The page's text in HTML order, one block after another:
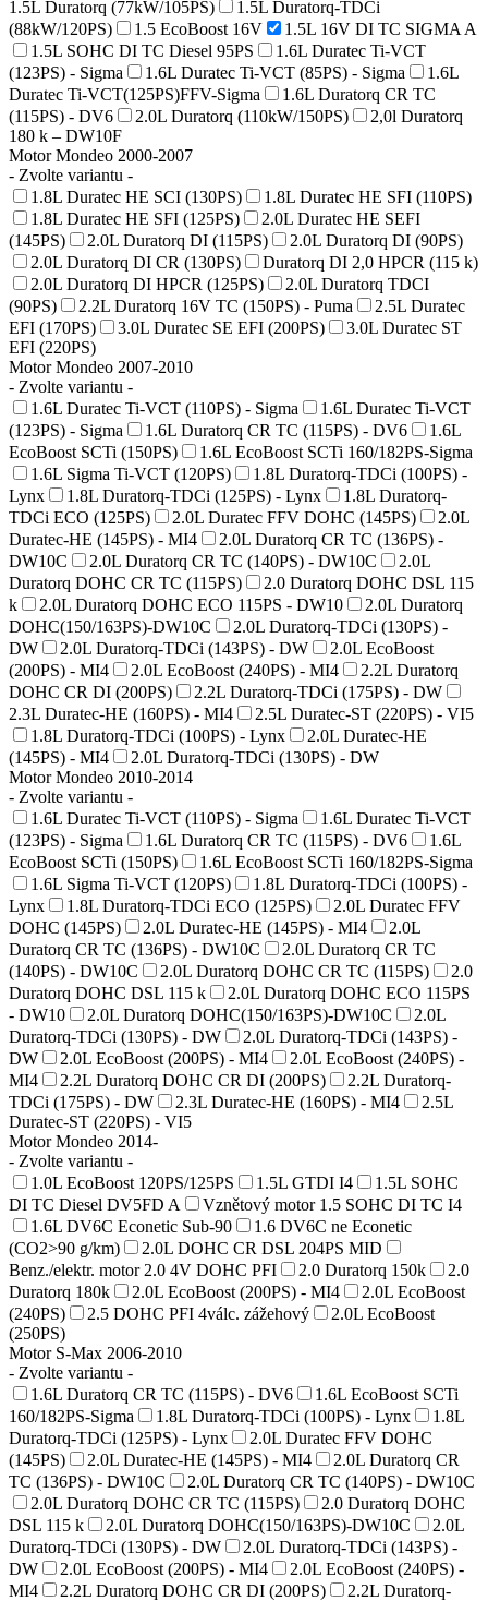
1.5L Duratorq (77kW/105PS)
1.5L Duratorq-TDCi
(88kW/120PS)
1.5 EcoBoost 16V
1.5L 16V DI TC SIGMA A
1.5L SOHC DI TC Diesel 95PS
1.6L Duratec Ti-VCT
(123PS) - Sigma
1.6L Duratec Ti-VCT (85PS) - Sigma
1.6L
Duratec Ti-VCT(125PS)FFV-Sigma
1.6L Duratorq CR TC
(115PS) - DV6
2.0L Duratorq (110kW/150PS)
2,0l Duratorq
180 k – DW10F
Motor Mondeo 2000-2007
- Zvolte variantu -
1.8L Duratec HE SCI (130PS)
1.8L Duratec HE SFI (110PS)
1.8L Duratec HE SFI (125PS)
2.0L Duratec HE SEFI
(145PS)
2.0L Duratorq DI (115PS)
2.0L Duratorq DI (90PS)
2.0L Duratorq DI CR (130PS)
Duratorq DI 2,0 HPCR (115 k)
2.0L Duratorq DI HPCR (125PS)
2.0L Duratorq TDCI
(90PS)
2.2L Duratorq 16V TC (150PS) - Puma
2.5L Duratec
EFI (170PS)
3.0L Duratec SE EFI (200PS)
3.0L Duratec ST
EFI (220PS)
Motor Mondeo 2007-2010
- Zvolte variantu -
1.6L Duratec Ti-VCT (110PS) - Sigma
1.6L Duratec Ti-VCT
(123PS) - Sigma
1.6L Duratorq CR TC (115PS) - DV6
1.6L
EcoBoost SCTi (150PS)
1.6L EcoBoost SCTi 160/182PS-Sigma
1.6L Sigma Ti-VCT (120PS)
1.8L Duratorq-TDCi (100PS) -
Lynx
1.8L Duratorq-TDCi (125PS) - Lynx
1.8L Duratorq-
TDCi ECO (125PS)
2.0L Duratec FFV DOHC (145PS)
2.0L
Duratec-HE (145PS) - MI4
2.0L Duratorq CR TC (136PS) -
DW10C
2.0L Duratorq CR TC (140PS) - DW10C
2.0L
Duratorq DOHC CR TC (115PS)
2.0 Duratorq DOHC DSL 115
k
2.0L Duratorq DOHC ECO 115PS - DW10
2.0L Duratorq
DOHC(150/163PS)-DW10C
2.0L Duratorq-TDCi (130PS) -
DW
2.0L Duratorq-TDCi (143PS) - DW
2.0L EcoBoost
(200PS) - MI4
2.0L EcoBoost (240PS) - MI4
2.2L Duratorq
DOHC CR DI (200PS)
2.2L Duratorq-TDCi (175PS) - DW
2.3L Duratec-HE (160PS) - MI4
2.5L Duratec-ST (220PS) - VI5
1.8L Duratorq-TDCi (100PS) - Lynx
2.0L Duratec-HE
(145PS) - MI4
2.0L Duratorq-TDCi (130PS) - DW
Motor Mondeo 2010-2014
- Zvolte variantu -
1.6L Duratec Ti-VCT (110PS) - Sigma
1.6L Duratec Ti-VCT
(123PS) - Sigma
1.6L Duratorq CR TC (115PS) - DV6
1.6L
EcoBoost SCTi (150PS)
1.6L EcoBoost SCTi 160/182PS-Sigma
1.6L Sigma Ti-VCT (120PS)
1.8L Duratorq-TDCi (100PS) -
Lynx
1.8L Duratorq-TDCi ECO (125PS)
2.0L Duratec FFV
DOHC (145PS)
2.0L Duratec-HE (145PS) - MI4
2.0L
Duratorq CR TC (136PS) - DW10C
2.0L Duratorq CR TC
(140PS) - DW10C
2.0L Duratorq DOHC CR TC (115PS)
2.0
Duratorq DOHC DSL 115 k
2.0L Duratorq DOHC ECO 115PS
- DW10
2.0L Duratorq DOHC(150/163PS)-DW10C
2.0L
Duratorq-TDCi (130PS) - DW
2.0L Duratorq-TDCi (143PS) -
DW
2.0L EcoBoost (200PS) - MI4
2.0L EcoBoost (240PS) -
MI4
2.2L Duratorq DOHC CR DI (200PS)
2.2L Duratorq-
TDCi (175PS) - DW
2.3L Duratec-HE (160PS) - MI4
2.5L
Duratec-ST (220PS) - VI5
Motor Mondeo 2014-
- Zvolte variantu -
1.0L EcoBoost 120PS/125PS
1.5L GTDI I4
1.5L SOHC
DI TC Diesel DV5FD A
Vznětový motor 1.5 SOHC DI TC I4
1.6L DV6C Econetic Sub-90
1.6 DV6C ne Econetic
(CO2>90 g/km)
2.0L DOHC CR DSL 204PS MID
Benz./elektr. motor 2.0 4V DOHC PFI
2.0 Duratorq 150k
2.0
Duratorq 180k
2.0L EcoBoost (200PS) - MI4
2.0L EcoBoost
(240PS)
2.5 DOHC PFI 4válc. zážehový
2.0L EcoBoost
(250PS)
Motor S-Max 2006-2010
- Zvolte variantu -
1.6L Duratorq CR TC (115PS) - DV6
1.6L EcoBoost SCTi
160/182PS-Sigma
1.8L Duratorq-TDCi (100PS) - Lynx
1.8L
Duratorq-TDCi (125PS) - Lynx
2.0L Duratec FFV DOHC
(145PS)
2.0L Duratec-HE (145PS) - MI4
2.0L Duratorq CR
TC (136PS) - DW10C
2.0L Duratorq CR TC (140PS) - DW10C
2.0L Duratorq DOHC CR TC (115PS)
2.0 Duratorq DOHC
DSL 115 k
2.0L Duratorq DOHC(150/163PS)-DW10C
2.0L
Duratorq-TDCi (130PS) - DW
2.0L Duratorq-TDCi (143PS) -
DW
2.0L EcoBoost (200PS) - MI4
2.0L EcoBoost (240PS) -
MI4
2.2L Duratorq DOHC CR DI (200PS)
2.2L Duratorq-